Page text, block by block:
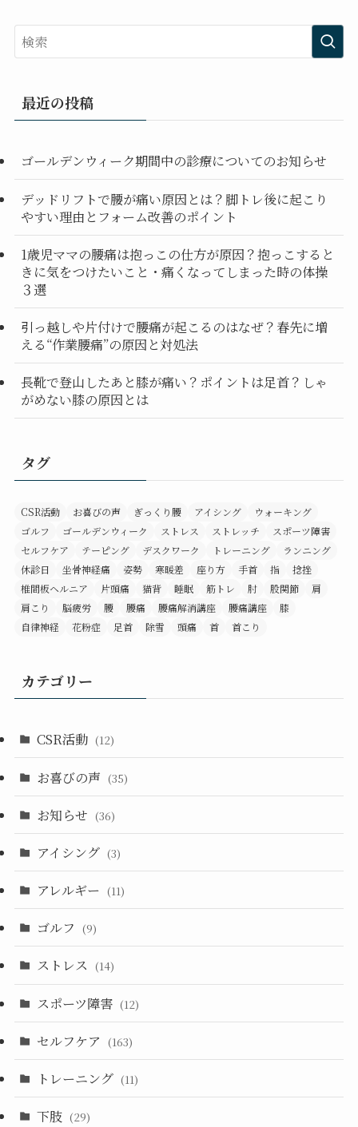
最近の投稿
ゴールデンウィーク期間中の診療についてのお知らせ
デッドリフトで腰が痛い原因とは？脚トレ後に起こり
やすい理由とフォーム改善のポイント
1歳児ママの腰痛は抱っこの仕方が原因？抱っこすると
きに気をつけたいこと・痛くなってしまった時の体操
３選
引っ越しや片付けで腰痛が起こるのはなぜ？春先に増
える“作業腰痛”の原因と対処法
長靴で登山したあと膝が痛い？ポイントは足首？しゃ
がめない膝の原因とは
タグ
CSR活動 お喜びの声 ぎっくり腰 アイシング
ウォーキング
ゴルフ
ゴールデンウィーク ストレス ストレッチ
スポーツ障害
セルフケア
テーピング デスクワーク トレーニング
ランニング
休診日
坐骨神経痛 姿勢 寒暖差 座り方 手首 指
捻挫
椎間板ヘルニア
片頭痛 猫背 睡眠 筋トレ 肘 股関節
肩
肩こり
脳疲労 腰 腰痛 腰痛解消講座 腰痛講座
膝
自律神経
花粉症 足首 除雪 頭痛 首 首こり
カテゴリー
CSR活動 (12)
お喜びの声 (35)
お知らせ (36)
アイシング (3)
アレルギー (11)
ゴルフ (9)
ストレス (14)
スポーツ障害 (12)
セルフケア (163)
トレーニング (11)
下肢 (29)